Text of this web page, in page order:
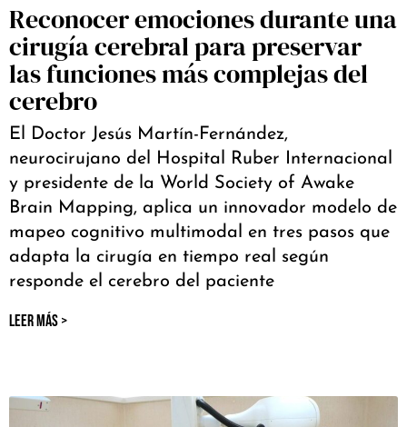
Reconocer emociones durante una
cirugía cerebral para preservar
las funciones más complejas del
cerebro
El Doctor Jesús Martín-Fernández,
neurocirujano del Hospital Ruber Internacional
y presidente de la World Society of Awake
Brain Mapping, aplica un innovador modelo de
mapeo cognitivo multimodal en tres pasos que
adapta la cirugía en tiempo real según
responde el cerebro del paciente
LEER MÁS >